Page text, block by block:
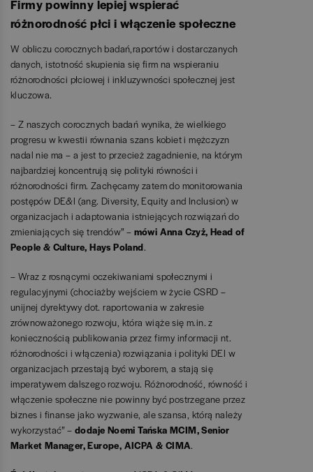
Firmy powinny lepiej wspierać
różnorodność płci i włączenie społeczne
W obliczu corocznych badań,raportów i dostarczanych
danych, istotność skupienia się firm na wspieraniu
różnorodności płciowej i inkluzywności społecznej jest
kluczowa.
– Z naszych corocznych badań wynika, że wielkiego
progresu w kwestii równania szans kobiet i mężczyzn
nadal nie ma – a jest to przecież zagadnienie, na którym
najbardziej koncentrują się polityki równości i
różnorodności firm. Zachęcamy zatem do monitorowania
postępów DE&I (ang. Diversity, Equity and Inclusion) w
organizacjach i adaptowania istniejących rozwiązań do
zmieniających się trendów” – mówi Anna Czyż, Head of
People & Culture, Hays Poland.
– Wraz z rosnącymi oczekiwaniami społecznymi i
regulacyjnymi (chociażby wejściem w życie CSRD –
unijnej dyrektywy dot. raportowania w zakresie
zrównoważonego rozwoju, która wiąże się m.in. z
koniecznością publikowania przez firmy informacji nt.
różnorodności i włączenia) rozwiązania i polityki DEI w
organizacjach przestają być wyborem, a stają się
imperatywem dalszego rozwoju. Różnorodność, równość i
włączenie społeczne nie powinny być postrzegane przez
biznes i finanse jako wyzwanie, ale szansa, którą należy
wykorzystać” – dodaje Noemi Tańska MCIM, Senior
Market Manager, Europe, AICPA & CIMA.